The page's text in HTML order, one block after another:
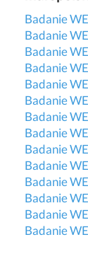
Badanie
Badanie
Badanie
Badanie
Badanie
Badanie
Badanie
Badanie
Badanie
Badanie
Badanie
Badanie
Badanie
Badanie